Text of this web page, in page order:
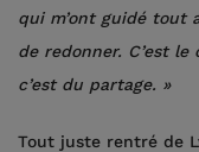
qui m’ont guidé tout
de redonner. C’est
c’est du partage. »
Tout juste rentré de